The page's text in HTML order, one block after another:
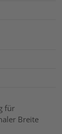
für
Breite